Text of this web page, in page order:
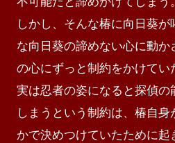
しかし、そんな椿に向日葵
な向日葵の諦めない心に動か
の心にずっと制約をかけてい
実は忍者の姿になると探偵の
しまうという制約は、椿自身
かで決めつけていたために起